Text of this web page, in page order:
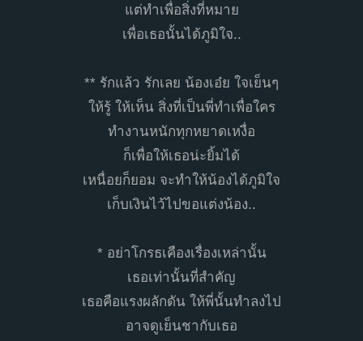
แต่ทำเพื่อสิ่งที่หมาย
เพื่อเธอนั้นได้ภูมิใจ..
** รักแล้ว รักเลย น้องเอ๋ย ใจเย็นๆ
ให้รู้ ให้เห็น สิ่งที่เป็นพี่ทำเพื่อใคร
ทำงานหนักทุกหยาดเหงื่อ
ก็เพื่อให้เธอน่ะยิ้มได้
เหนื่อยก็ยอม จะทำให้น้องได้ภูมิใจ
เก็บเงินไว้ไปขอแต่งน้อง..
* อย่าโกรธเคืองเรื่องเหล่านั้น
เธอเท่านั้นที่สำคัญ
เธอคือแรงผลักดัน ให้พี่นั้นทำลงไป
อาจดูเย็นชากับเธอ